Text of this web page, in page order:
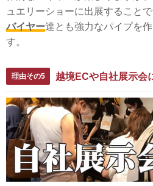
ュエリーショーに出展することで
バイヤー達とも強力なパイプを
す。
理由その5 越境ECや自社展示会